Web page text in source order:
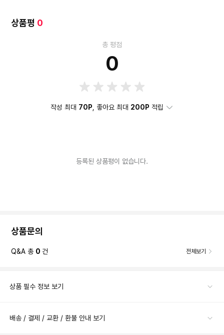
상품평 0
총 평점
0
작성 최대 70P , 좋아요 최대 200P 적립
등록된 상품평이 없습니다.
상품문의
Q&A 총 0 건 전체보기
상품 필수 정보 보기
배송 / 결제 / 교환 / 환불 안내 보기